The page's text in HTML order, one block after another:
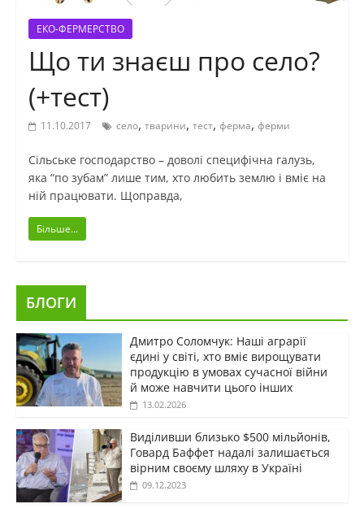
ЕКО-ФЕРМЕРСТВО
Що ти знаєш про село?
(+тест)
11.10.2017 село, тварини, тест, ферма, ферми
Сільське господарство – доволі специфічна галузь,
яка “по зубам” лише тим, хто любить землю і вміє на
ній працювати. Щоправда,
Більше...
БЛОГИ
Дмитро Соломчук: Наші аграрії
єдині у світі, хто вміє вирощувати
продукцію в умовах сучасної війни
й може навчити цього інших
13.02.2026
Виділивши близько $500 мільйонів,
Говард Баффет надалі залишається
вірним своєму шляху в Україні
09.12.2023